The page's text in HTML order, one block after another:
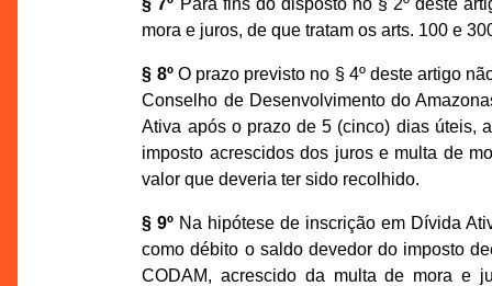
§ 7º Para fins do disposto no § 2º deste
mora e juros, de que tratam os arts. 100 e
§ 8ºO prazo previsto no § 4º deste artigo
Conselho de Desenvolvimento do
Ativa após o prazo de 5 (cinco) dias úteis,
imposto acrescidos dos juros e multa de
valor que deveria ter sido recolhido.
§ 9º Na hipótese de inscrição em Dívida
como débito o saldo devedor do imposto
CODAM, acrescido da multa de mora e